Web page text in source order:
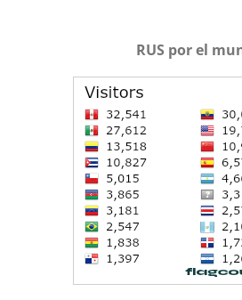
RUS por el